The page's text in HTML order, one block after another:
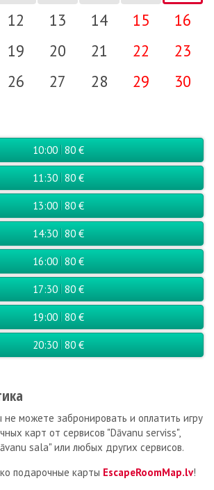
12 13 14 15
16
19 20 21 22
23
26 27 28 29
30
10:00 80 €
11:30 80 €
13:00 80 €
14:30 80 €
16:00 80 €
17:30 80 €
19:00 80 €
20:30 80 €
можете забронировать и оплатить игру
карт от сервисов "Dāvanu serviss",
sala" или любых других сервисов.
подарочные карты EscapeRoomMap.lv!